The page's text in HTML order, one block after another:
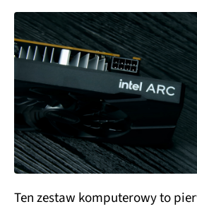
Ten zestaw komputerowy to